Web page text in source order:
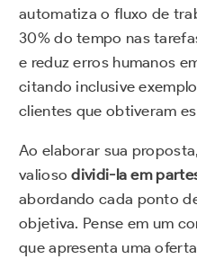
automatiza o fluxo de
30% do tempo nas
e reduz erros humanos
citando inclusive
clientes que obtiveram
Ao elaborar sua
valiosodividi-la em
abordando cada ponto
objetiva. Pense em um
que apresenta uma